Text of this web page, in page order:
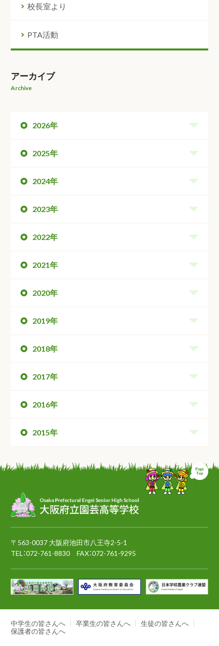
校長室より
PTA活動
アーカイブ
Archive
2026年
2025年
2024年
2023年
2022年
2021年
2020年
2019年
2018年
2017年
2016年
2015年
ペ
〒563-0037 大阪府池田市八王寺2-5-1
TEL：072-761-8830 FAX：072-761-9295
中学生の皆さんへ 卒業生の皆さんへ
生徒の皆さんへ
保護者の皆さんへ